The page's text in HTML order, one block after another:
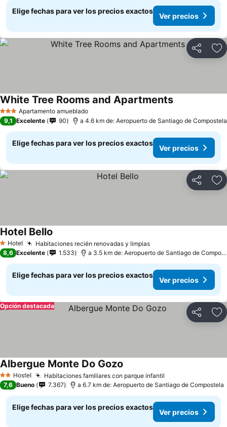
Elige fechas para ver los precios exactos
Ver precios
Compartir
3 EstrellasApartamento amueblado
White Tree Rooms and Apartments
9,1 Excelente 90 a 4.6 km de: Aeropuerto de Santiago de Compostela
Elige fechas para ver los precios exactos
Ver precios
Compartir
1 Estrellas
Hotel Habitaciones recién renovadas y limpias
Hotel Bello
8,6 Excelente 1.533 a 3.5 km de: Aeropuerto de Santiago de Compostela
Elige fechas para ver los precios exactos
Ver precios
Compartir
Opción destacada
2 Estrellas
Hostel Habitaciones familiares con parque infantil
Albergue Monte Do Gozo
7,6 Bueno 7.367 a 6.7 km de: Aeropuerto de Santiago de Compostela
Elige fechas para ver los precios exactos
Ver precios